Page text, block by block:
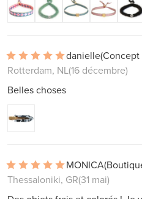
danielle
Rotterdam, NL(16 décembre)
Belles choses
MONICA
Thessaloniki, GR(31 mai)